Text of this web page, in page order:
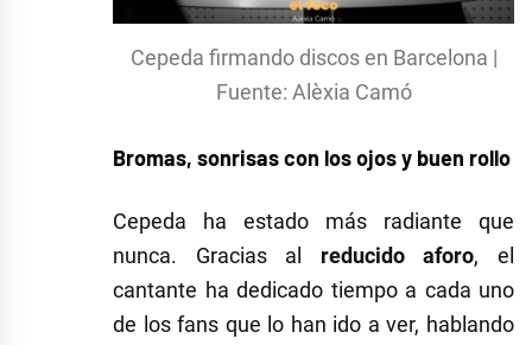
Cepeda firmando discos en Barcelona |
Fuente: Alèxia Camó
Bromas, sonrisas con los ojos y buen rollo
Cepeda ha estado más radiante que
nunca. Gracias al reducido aforo, el
cantante ha dedicado tiempo a cada uno
de los fans que lo han ido a ver, hablando